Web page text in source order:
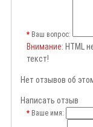
Ваш вопрос:
Внимание: HTML
текст!
Нет отзывов об
Написать отзыв
Ваше имя: